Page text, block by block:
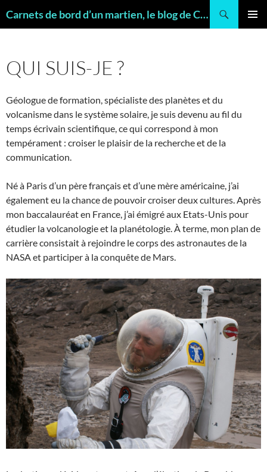
Carnets de bord d’un martien, le blog de Charles FRANKEL, géologue
QUI SUIS-JE ?
Géologue de formation, spécialiste des planètes et du
volcanisme dans le système solaire, je suis devenu au fil du
temps écrivain scientifique, ce qui correspond à mon
tempérament : croiser le plaisir de la recherche et de la
communication.
Né à Paris d’un père français et d’une mère américaine, j’ai
également eu la chance de pouvoir croiser deux cultures. Après
mon baccalauréat en France, j’ai émigré aux Etats-Unis pour
étudier la volcanologie et la planétologie. À terme, mon plan de
carrière consistait à rejoindre le corps des astronautes de la
NASA et participer à la conquête de Mars.